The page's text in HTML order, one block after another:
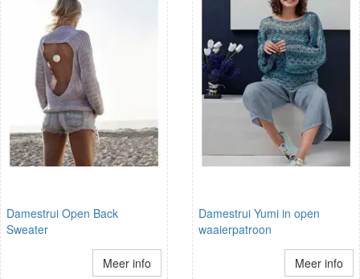
Damestrui Open Back
Sweater
Meer info
Damestrui Yumi in open
waaierpatroon
Meer info